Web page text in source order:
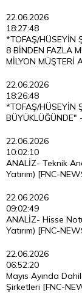
22.06.2026
18:27:48
*TOFAŞ/HÜSEYİN
8 BİNDEN FAZLA
MİLYON MÜŞTERİ
22.06.2026
18:26:48
*TOFAŞ/HÜSEYİN
22.06.2026
10:02:10
ANALİZ- Teknik
Yatırım) [FNC-
22.06.2026
09:02:49
ANALİZ- Hisse
Yatırım) [FNC-
22.06.2026
06:52:20
Mayıs Ayında
Şirketleri [FNC-